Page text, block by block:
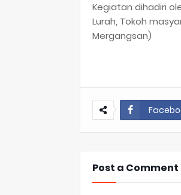
Kegiatan dihadiri
Lurah, Tokoh
Mergangsan)
Post a Comment